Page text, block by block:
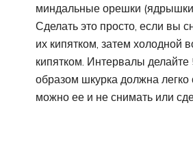
миндальные орешки (ядрышки
Сделать это просто, если вы
их кипятком, затем холодной
кипятком. Интервалы делайте
образом шкурка должна легко
можно ее и не снимать или